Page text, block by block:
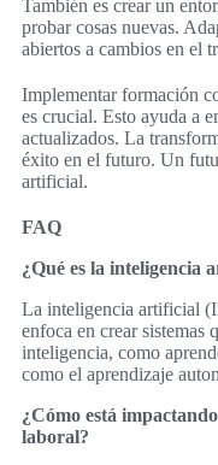
También es crear un
probar cosas nuevas.
abiertos a cambios en el
Implementar formación
es crucial. Esto ayuda a
actualizados. La
éxito en el futuro. Un
artificial.
FAQ
¿Qué es la inteligencia
La inteligencia artificial
enfoca en crear sistemas
inteligencia, como
como el aprendizaje
¿Cómo está
laboral?